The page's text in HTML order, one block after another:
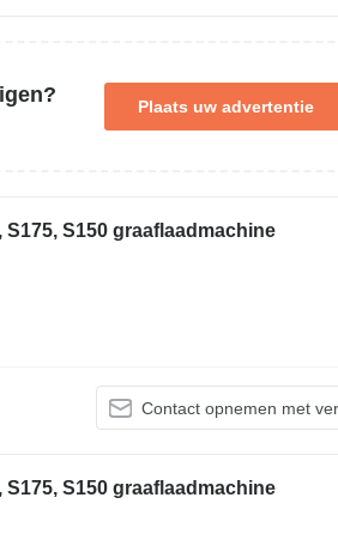
Plaats uw advertentie
S150 graaflaadmachine
Contact opnemen met
S150 graaflaadmachine